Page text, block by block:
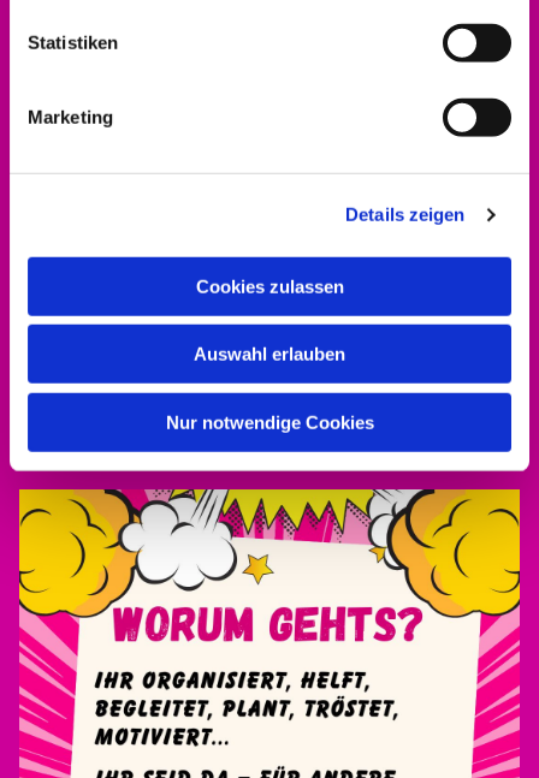
Statistiken
Marketing
Details zeigen
Cookies zulassen
Auswahl erlauben
Nur notwendige Cookies
Kontakt aufnehmen
0561 937821-440
dekanat.hofgeismar-wolfhagen@ekkw.de